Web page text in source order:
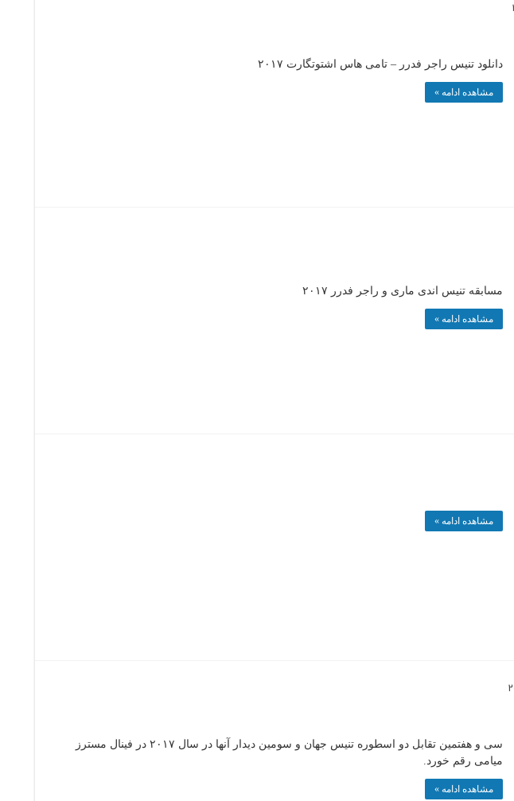
دانلود تنیس راجر فدرر – تامی هاس اشتوتگارت ۲۰۱۷
مشاهده ادامه »
مسابقه تنیس اندی ماری و راجر فدرر ۲۰۱۷
مشاهده ادامه »
مشاهده ادامه »
سی و هفتمین تقابل دو اسطوره تنیس جهان و سومین دیدار آنها در سال ۲۰۱۷ در فینال مسترز
میامی رقم خورد.
مشاهده ادامه »